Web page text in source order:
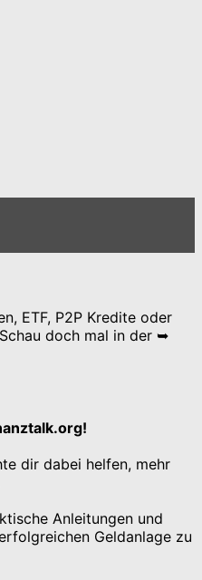
ETF, P2P Kredite oder
doch mal in der ➥
dir dabei helfen, mehr
Anleitungen und
Geldanlage zu